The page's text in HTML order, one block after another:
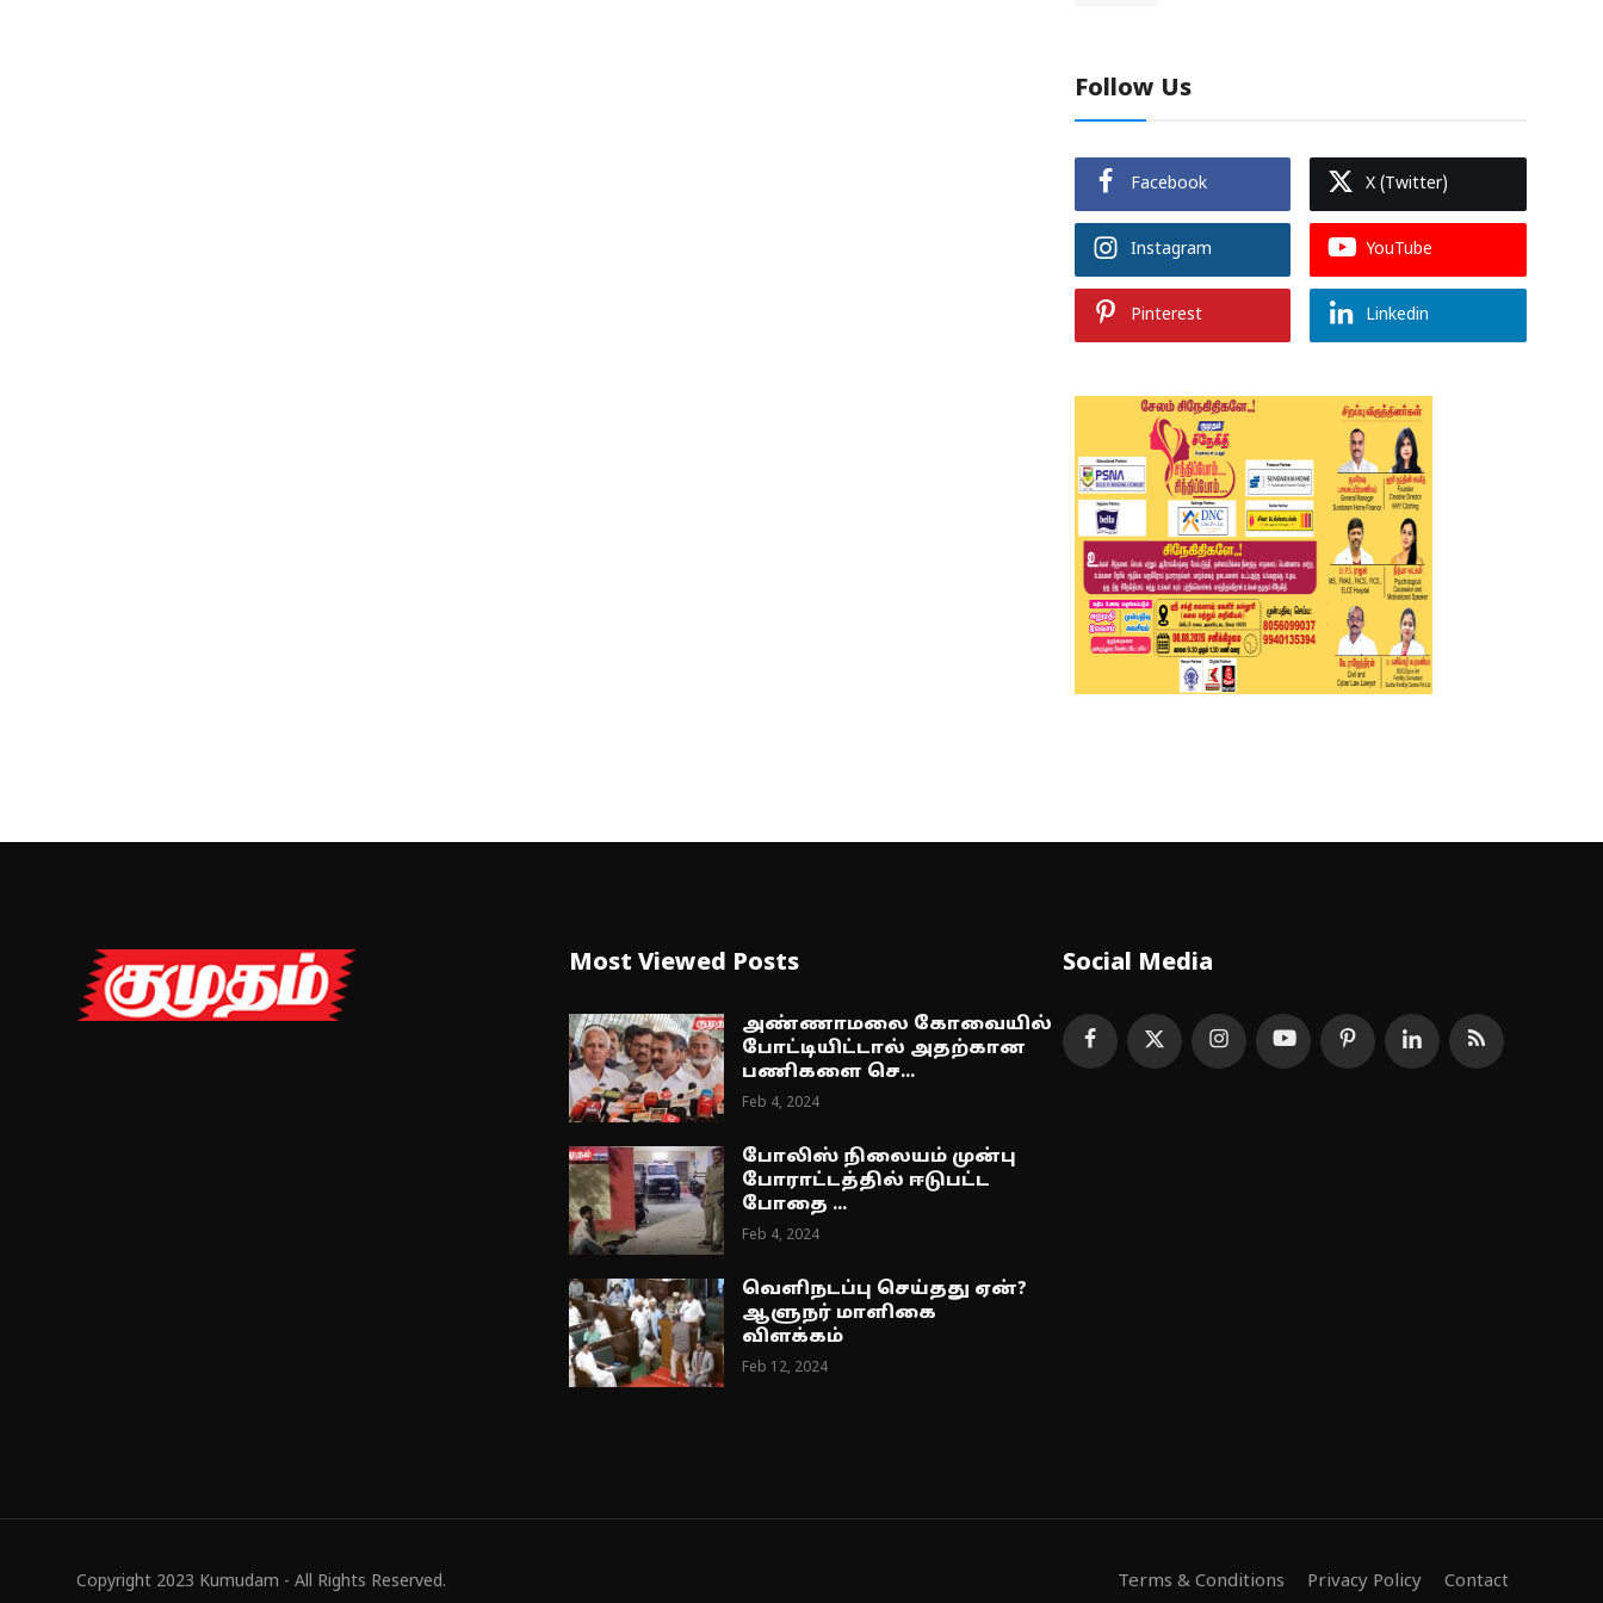
Follow Us
Facebook X (Twitter)
Instagram YouTube
Pinterest Linkedin
Most Viewed Posts
அண்ணாமலை கோவையில்
போட்டியிட்டால் அதற்கான
பணிகளை செ...
Feb 4, 2024
போலிஸ் நிலையம் முன்பு
போராட்டத்தில் ஈடுபட்ட
போதை ...
Feb 4, 2024
வெளிநடப்பு செய்தது ஏன்?
ஆளுநர் மாளிகை
விளக்கம்
Feb 12, 2024
Social Media
Copyright 2023 Kumudam - All Rights Reserved. Terms & Conditions Privacy Policy Contact